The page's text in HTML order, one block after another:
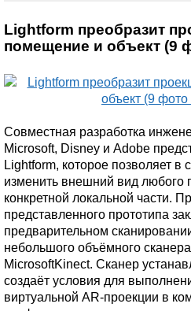
Lightform преобразит
помещение и объект (9
Совместная разработка
Microsoft, Disney и Adobe
Lightform, которое позволяет в
изменить внешний вид любого
конкретной локальной части.
представленного прототипа
предварительном
небольшого объёмного
MicrosoftKinect. Сканер
создаёт условия для
виртуальной AR-проекции в